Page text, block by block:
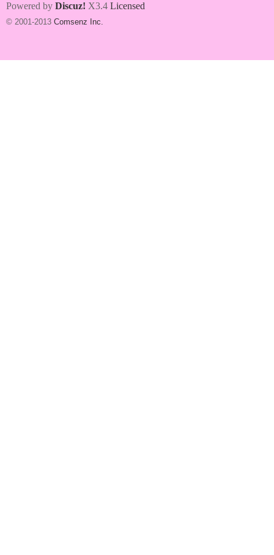
Powered by Discuz! X3.4 Licensed
© 2001-2013 Comsenz Inc.